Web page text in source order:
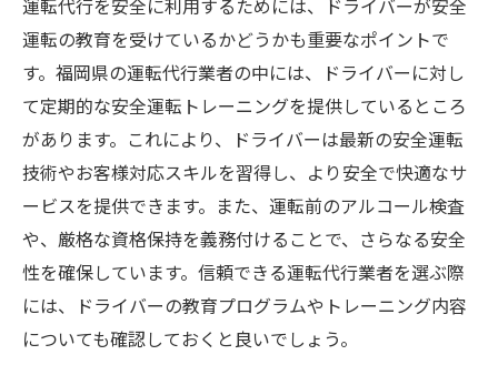
運転の教育を受けているかどうかも重要なポイントで
す。福岡県の運転代行業者の中には、ドライバーに対し
て定期的な安全運転トレーニングを提供しているところ
があります。これにより、ドライバーは最新の安全運転
技術やお客様対応スキルを習得し、より安全で快適なサ
ービスを提供できます。また、運転前のアルコール検査
や、厳格な資格保持を義務付けることで、さらなる安全
性を確保しています。信頼できる運転代行業者を選ぶ際
には、ドライバーの教育プログラムやトレーニング内容
についても確認しておくと良いでしょう。